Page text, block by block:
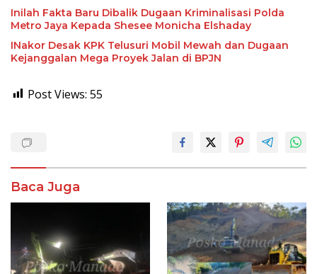
Inilah Fakta Baru Dibalik Dugaan Kriminalisasi Polda
Metro Jaya Kepada Shesee Monicha Elshaday
INakor Desak KPK Telusuri Mobil Mewah dan Dugaan
Kejanggalan Mega Proyek Jalan di BPJN
Post Views: 55
Baca Juga